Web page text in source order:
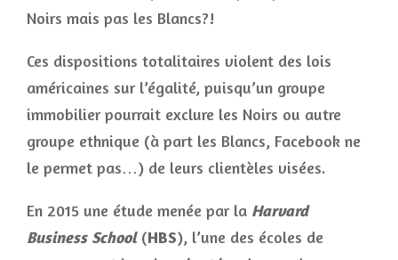
Noirs mais pas les Blancs?!
Ces dispositions totalitaires violent des lois
américaines sur l’égalité, puisqu’un groupe
immobilier pourrait exclure les Noirs ou autre
groupe ethnique (à part les Blancs, Facebook ne
le permet pas…) de leurs clientèles visées.
En 2015 une étude menée par la Harvard
Business School(HBS), l’une des écoles de